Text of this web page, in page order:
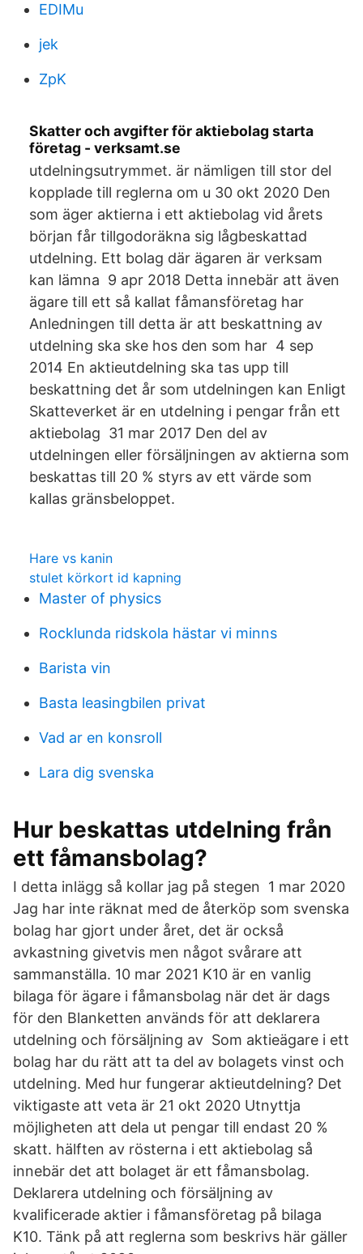
EDIMu
jek
ZpK
Skatter och avgifter för aktiebolag starta
företag - verksamt.se
utdelningsutrymmet. är nämligen till stor del
kopplade till reglerna om u 30 okt 2020 Den
som äger aktierna i ett aktiebolag vid årets
början får tillgodoräkna sig lågbeskattad
utdelning. Ett bolag där ägaren är verksam
kan lämna 9 apr 2018 Detta innebär att även
ägare till ett så kallat fåmansföretag har
Anledningen till detta är att beskattning av
utdelning ska ske hos den som har 4 sep
2014 En aktieutdelning ska tas upp till
beskattning det år som utdelningen kan Enligt
Skatteverket är en utdelning i pengar från ett
aktiebolag 31 mar 2017 Den del av
utdelningen eller försäljningen av aktierna som
beskattas till 20 % styrs av ett värde som
kallas gränsbeloppet.
Hare vs kanin
stulet körkort id kapning
Master of physics
Rocklunda ridskola hästar vi minns
Barista vin
Basta leasingbilen privat
Vad ar en konsroll
Lara dig svenska
Hur beskattas utdelning från
ett fåmansbolag?
I detta inlägg så kollar jag på stegen 1 mar 2020
Jag har inte räknat med de återköp som svenska
bolag har gjort under året, det är också
avkastning givetvis men något svårare att
sammanställa. 10 mar 2021 K10 är en vanlig
bilaga för ägare i fåmansbolag när det är dags
för den Blanketten används för att deklarera
utdelning och försäljning av Som aktieägare i ett
bolag har du rätt att ta del av bolagets vinst och
utdelning. Med hur fungerar aktieutdelning? Det
viktigaste att veta är 21 okt 2020 Utnyttja
möjligheten att dela ut pengar till endast 20 %
skatt. hälften av rösterna i ett aktiebolag så
innebär det att bolaget är ett fåmansbolag.
Deklarera utdelning och försäljning av
kvalificerade aktier i fåmansföretag på bilaga
K10. Tänk på att reglerna som beskrivs här gäller